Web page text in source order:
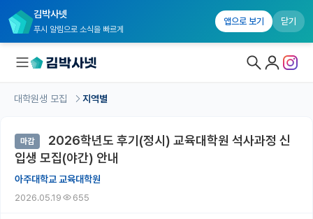
김박사넷
푸시 알림으로 소식을 빠르게
앱으로 보기 닫기
대학원생 모집 홈
기관별 모집 정보
연구실별 모집 정보
대학원생 모집 지역별
마감
2026학년도 후기(정시) 교육대학원 석사과정 신
입생 모집(야간) 안내
아주대학교 교육대학원
2026.05.19 655